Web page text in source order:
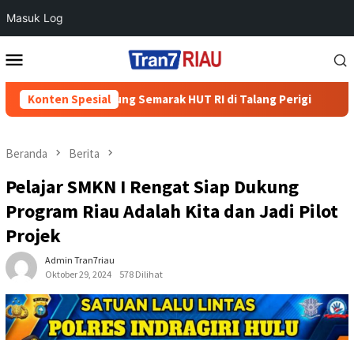
Masuk Log
ke
Mobile
Konten Spesial
Dukung Semarak HUT RI di Talang Perigi Dukung
Beranda Berita
Pelajar SMKN I Rengat Siap Dukung
Program Riau Adalah Kita dan Jadi Pilot
Projek
Admin Tran7riau
Oktober 29, 2024
578 Dilihat